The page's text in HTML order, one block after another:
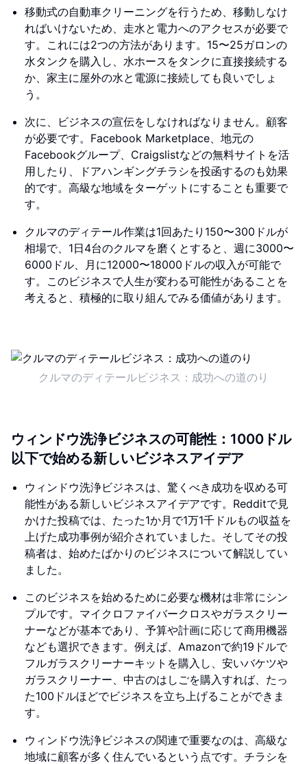
移動式の自動車クリーニングを行うため、移動しなけ
ればいけないため、走水と電力へのアクセスが必要で
す。これには2つの方法があります。15〜25ガロンの
水タンクを購入し、水ホースをタンクに直接接続する
か、家主に屋外の水と電源に接続しても良いでしょ
う。
次に、ビジネスの宣伝をしなければなりません。顧客
が必要です。Facebook Marketplace、地元の
Facebookグループ、Craigslistなどの無料サイトを活
用したり、ドアハンギングチラシを投函するのも効果
的です。高級な地域をターゲットにすることも重要で
す。
クルマのディテール作業は1回あたり150〜300ドルが
相場で、1日4台のクルマを磨くとすると、週に3000〜
6000ドル、月に12000〜18000ドルの収入が可能で
す。このビジネスで人生が変わる可能性があることを
考えると、積極的に取り組んでみる価値があります。
クルマのディテールビジネス：成功への道のり
ウィンドウ洗浄ビジネスの可能性：1000ドル
以下で始める新しいビジネスアイデア
ウィンドウ洗浄ビジネスは、驚くべき成功を収める可
能性がある新しいビジネスアイデアです。Redditで見
かけた投稿では、たった1か月で1万1千ドルもの収益を
上げた成功事例が紹介されていました。そしてその投
稿者は、始めたばかりのビジネスについて解説してい
ました。
このビジネスを始めるために必要な機材は非常にシン
プルです。マイクロファイバークロスやガラスクリー
ナーなどが基本であり、予算や計画に応じて商用機器
なども選択できます。例えば、Amazonで約19ドルで
フルガラスクリーナーキットを購入し、安いバケツや
ガラスクリーナー、中古のはしごを購入すれば、たっ
た100ドルほどでビジネスを立ち上げることができま
す。
ウィンドウ洗浄ビジネスの関連で重要なのは、高級な
地域に顧客が多く住んでいるという点です。チラシを